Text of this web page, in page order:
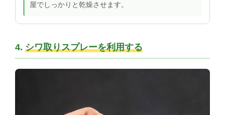
屋でしっかりと乾燥させます。
4. シワ取りスプレーを利用する